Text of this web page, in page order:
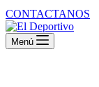
CONTACTANOS
Menú